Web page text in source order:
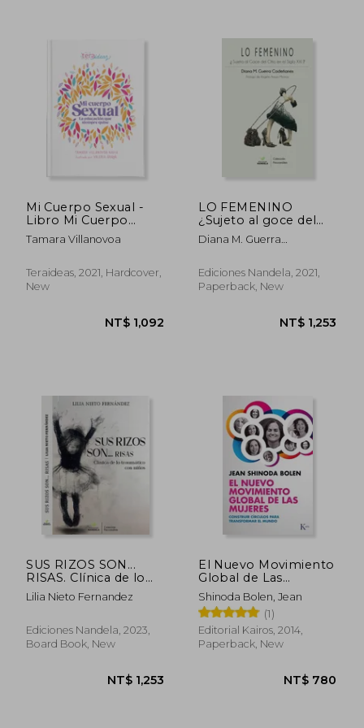
NT$ 1,292
Mi Cuerpo Sexual -
Libro Mi Cuerpo
Sexual - Aprender
Sexualidad,
Bienestar -
TERAIDEAS - Para
Tamara Villanovoa
Teraideas, 2021, Hardcover,
New
LO FEMENINO
¿Sujeto al goce del
otro en el siglo XXI?
(in Spanish)
Diana M. Guerra
Ediciones Nandela, 2021,
Paperback, New
SUS RIZOS SON...
RISAS. Clínica de lo
traumático con niños
(in Spanish)
Lilia Nieto Fernandez
Ediciones Nandela, 2023,
Board Book, New
El Nuevo Movimiento
Global de Las
Mujeres: Construir
Círculos Para
Transformar El
Mundo (in Spanish)
Shinoda Bolen, Jean
(1)
Editorial Kairos, 2014,
Paperback, New